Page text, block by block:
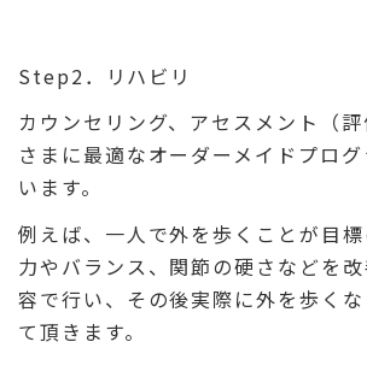
Step2．リハビリ
カウンセリング、アセスメント（
さまに最適なオーダーメイドプロ
います。
例えば、一人で外を歩くことが目
力やバランス、関節の硬さなどを
容で行い、その後実際に外を歩く
て頂きます。